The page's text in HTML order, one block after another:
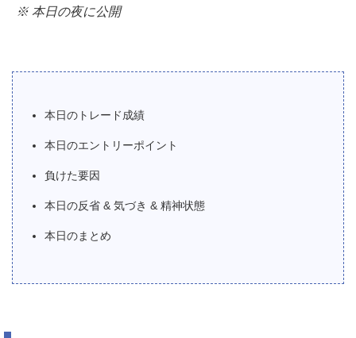
※ 本日の夜に公開
本日のトレード成績
本日のエントリーポイント
負けた要因
本日の反省 & 気づき & 精神状態
本日のまとめ